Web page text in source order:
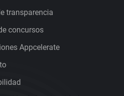
transparencia
concursos
Appcelerate